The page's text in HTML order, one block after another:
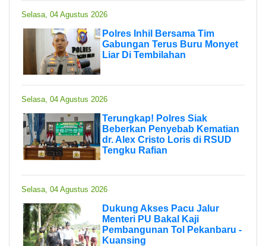
Selasa, 04 Agustus 2026
Polres Inhil Bersama Tim
Gabungan Terus Buru Monyet
Liar Di Tembilahan
Selasa, 04 Agustus 2026
Terungkap! Polres Siak
Beberkan Penyebab Kematian
dr. Alex Cristo Loris di RSUD
Tengku Rafian
Selasa, 04 Agustus 2026
Dukung Akses Pacu Jalur
Menteri PU Bakal Kaji
Pembangunan Tol Pekanbaru -
Kuansing